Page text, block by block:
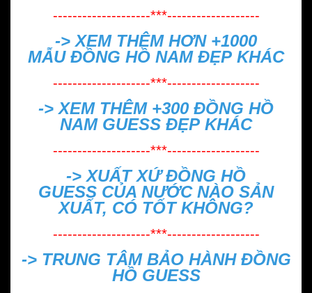
--------------------***-------------------
-> XEM THÊM HƠN +1000
MẪU ĐỒNG HỒ NAM ĐẸP KHÁC
--------------------***-------------------
-> XEM THÊM +300 ĐỒNG HỒ
NAM GUESS ĐẸP KHÁC
--------------------***-------------------
->XUẤT XỨ ĐỒNG HỒ
GUESS CỦA NƯỚC NÀO SẢN
XUẤT, CÓ TỐT KHÔNG?
--------------------***-------------------
-> TRUNG TÂM BẢO HÀNH ĐỒNG
HỒ GUESS